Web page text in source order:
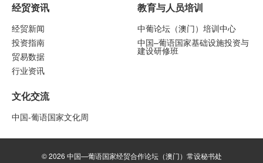
经贸资讯
经贸新闻
投资指南
贸易数据
行业资讯
文化交流
中国-葡语国家文化周
教育与人员培训
中葡论坛（澳门）培训中心
中国–葡语国家基础设施投资与
建设研修班
© 2026 中国—葡语国家经贸合作论坛（澳门）常设秘书处